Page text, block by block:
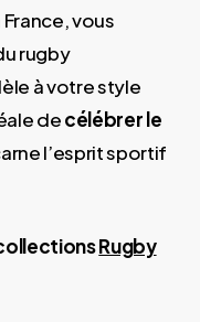
vous
rugby
à votre style
decélébrer le
l’esprit sportif
Rugby